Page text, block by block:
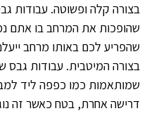
בצורה קלה ופשוטה. עבודות
שהופכות את המרחב בו אתם
שהפריע לכם באותו מרחב
בצורה המיטבית. עבודות גבס
שמותאמות כמו כפפה ליד
דרישה אחרת, בטח כאשר זה